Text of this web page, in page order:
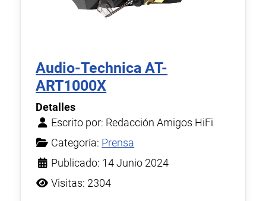
Audio-Technica AT-
ART1000X
Detalles
Escrito por: Redacción Amigos HiFi
Categoría: Prensa
Publicado: 14 Junio 2024
Visitas: 2304